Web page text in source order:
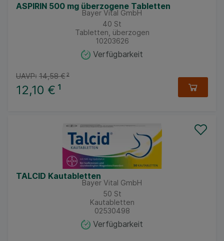
ASPIRIN 500 mg überzogene Tabletten
Bayer Vital GmbH
40 St
Tabletten, überzogen
10203626
Verfügbarkeit
12,10 € ¹
UAVP: 14,58 €²
TALCID Kautabletten
Bayer Vital GmbH
50 St
Kautabletten
02530498
Verfügbarkeit